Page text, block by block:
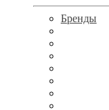
Бренды